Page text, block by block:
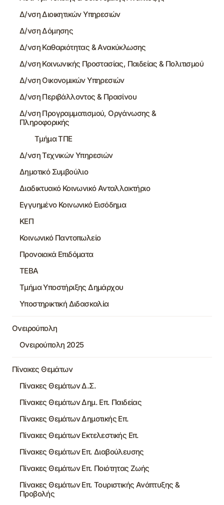
Δ/νση Διοικητικών Υπηρεσιών
Δ/νση Δόμησης
Δ/νση Καθαριότητας & Ανακύκλωσης
Δ/νση Κοινωνικής Προστασίας, Παιδείας & Πολιτισμού
Δ/νση Οικονομικών Υπηρεσιών
Δ/νση Περιβάλλοντος & Πρασίνου
Δ/νση Προγραμματισμού, Οργάνωσης &
Πληροφορικής
Τμήμα ΤΠΕ
Δ/νση Τεχνικών Υπηρεσιών
Δημοτικό Συμβούλιο
Διαδικτυακό Κοινωνικό Ανταλλακτήριο
Εγγυημένο Κοινωνικό Εισόδημα
ΚΕΠ
Κοινωνικό Παντοπωλείο
Προνοιακά Επιδόματα
ΤΕΒΑ
Τμήμα Υποστήριξης Δημάρχου
Υποστηρικτική Διδασκαλία
Ονειρούπολη
Ονειρούπολη 2025
Πίνακες Θεμάτων
Πίνακες Θεμάτων Δ.Σ.
Πίνακες Θεμάτων Δημ. Επ. Παιδείας
Πίνακες Θεμάτων Δημοτικής Επ.
Πίνακες Θεμάτων Εκτελεστικής Επ.
Πίνακες Θεμάτων Επ. Διαβούλευσης
Πίνακες Θεμάτων Επ. Ποιότητας Ζωής
Πίνακες Θεμάτων Επ. Τουριστικής Ανάπτυξης &
Προβολής